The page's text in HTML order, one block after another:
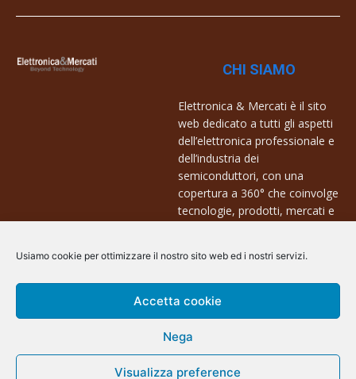
Usiamo cookie per ottimizzare il nostro sito web ed i nostri servizi.
Accetta cookie
Nega
Visualizza preference
CHI SIAMO
Elettronica & Mercati è il sito
web dedicato a tutti gli aspetti
dell’elettronica professionale e
dell’industria dei
semiconduttori, con una
copertura a 360° che coinvolge
tecnologie, prodotti, mercati e
Contatti:
info@arscommunication.it
@ArsCommunication 2023